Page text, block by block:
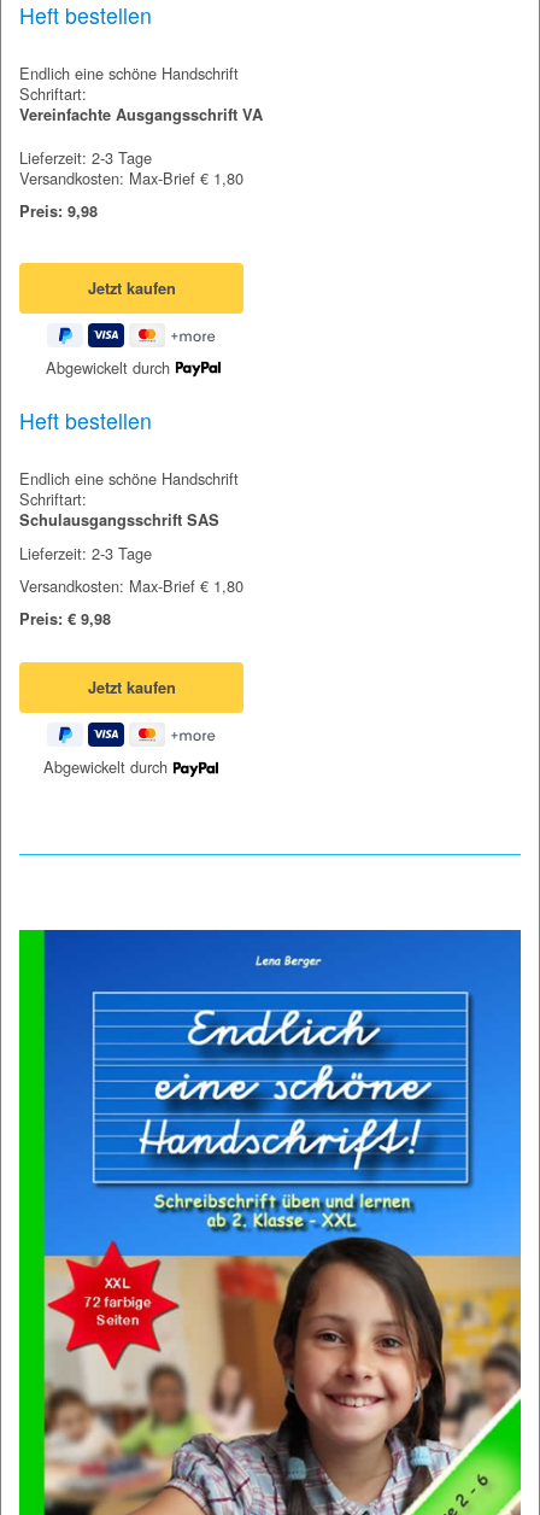
Heft bestellen
Endlich eine schöne Handschrift
Schriftart:
Vereinfachte Ausgangsschrift VA
Lieferzeit: 2-3 Tage
Versandkosten: Max-Brief € 1,80
Preis: 9,98
Abgewickelt durch
Heft bestellen
Endlich eine schöne Handschrift
Schriftart:
Schulausgangsschrift SAS
Lieferzeit: 2-3 Tage
Versandkosten: Max-Brief € 1,80
Preis: € 9,98
Abgewickelt durch